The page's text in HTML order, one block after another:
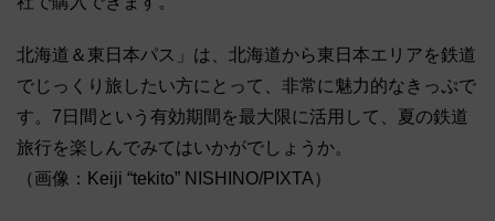
北海道＆東日本パス」は、北海道から東日本エリアを鉄道
でじっくり旅したい方にとって、非常に魅力的なきっぷで
す。7日間という有効期間を最大限に活用して、夏の鉄道
旅行を楽しんでみてはいかがでしょうか。
（画像：Keiji “tekito” NISHINO/PIXTA）